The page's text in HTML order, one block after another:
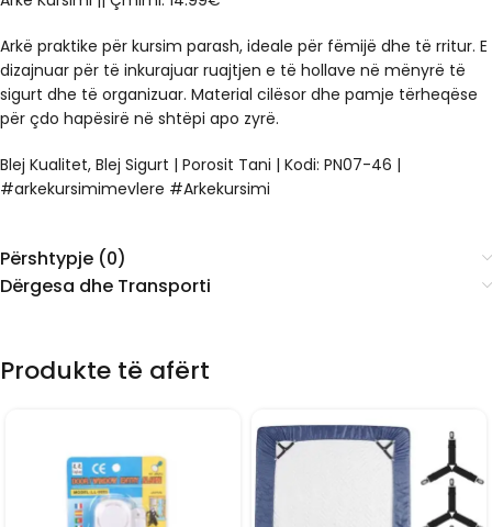
Arkë praktike për kursim parash, ideale për fëmijë dhe të rritur. E
dizajnuar për të inkurajuar ruajtjen e të hollave në mënyrë të
sigurt dhe të organizuar. Material cilësor dhe pamje tërheqëse
për çdo hapësirë në shtëpi apo zyrë.
Blej Kualitet, Blej Sigurt | Porosit Tani | Kodi: PN07-46 |
#arkekursimimevlere #Arkekursimi
Përshtypje (0)
Dërgesa dhe Transporti
Produkte të afërt